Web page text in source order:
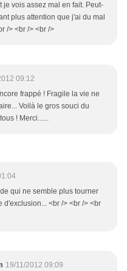
je vois assez mal en fait. Peut-
plus attention que j'ai du mal
/> <br /> <br />
09:12
frappé ! Fragile la vie ne
Voilà le gros souci du
! Merci......
qui ne semble plus tourner
d'exclusion... <br /> <br /> <br
19/11/2012 09:09